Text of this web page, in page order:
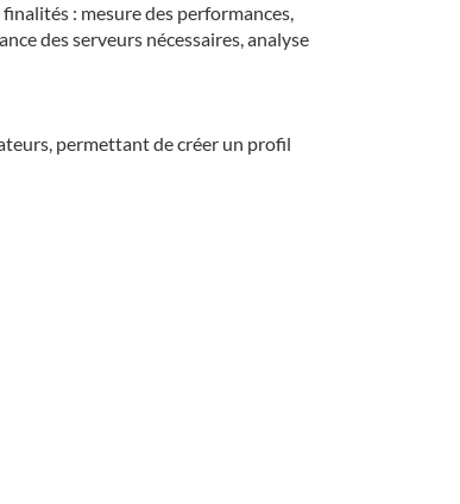
: mesure des performances,
des serveurs nécessaires, analyse
permettant de créer un profil